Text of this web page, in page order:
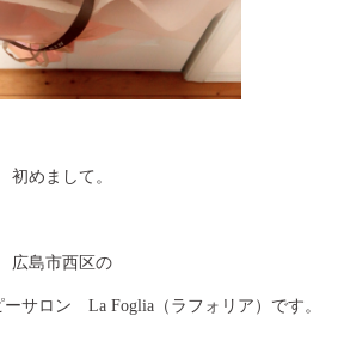
初めまして。
広島市西区の
サロン La Foglia（ラフォリア）です。